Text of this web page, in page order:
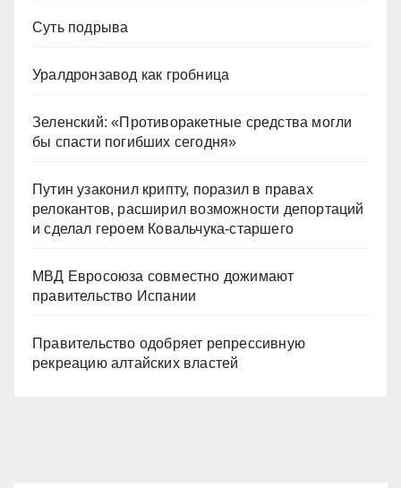
Суть подрыва
Уралдронзавод как гробница
Зеленский: «Противоракетные средства могли
бы спасти погибших сегодня»
Путин узаконил крипту, поразил в правах
релокантов, расширил возможности депортаций
и сделал героем Ковальчука-старшего
МВД Евросоюза совместно дожимают
правительство Испании
Правительство одобряет репрессивную
рекреацию алтайских властей